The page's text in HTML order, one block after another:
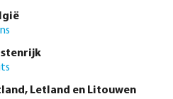
Letland en Litouwen